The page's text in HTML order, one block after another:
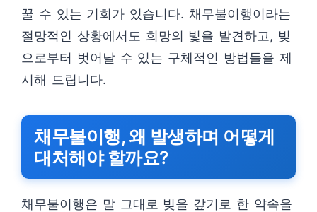
꿀 수 있는 기회가 있습니다. 채무불이행이라는
절망적인 상황에서도 희망의 빛을 발견하고, 빚
으로부터 벗어날 수 있는 구체적인 방법들을 제
시해 드립니다.
채무불이행, 왜 발생하며 어떻게
대처해야 할까요?
채무불이행은 말 그대로 빚을 갚기로 한 약속을